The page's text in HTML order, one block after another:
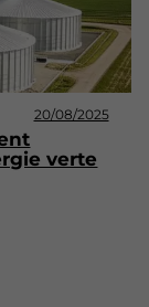
20/08/2025
verte